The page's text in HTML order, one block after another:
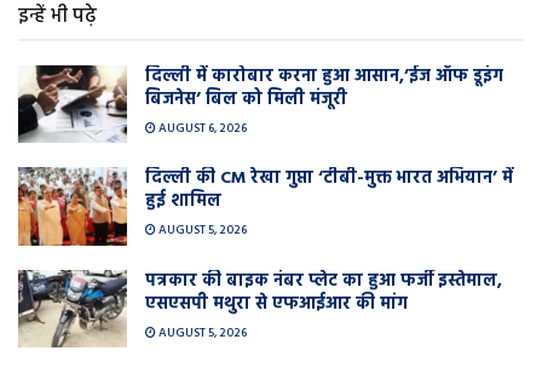
इन्हें भी पढ़े
दिल्ली में कारोबार करना हुआ आसान,’ईज ऑफ डूइंग
बिजनेस’ बिल को मिली मंजूरी
AUGUST 6, 2026
दिल्ली की CM रेखा गुप्ता ‘टीबी-मुक्त भारत अभियान’ में
हुई शामिल
AUGUST 5, 2026
पत्रकार की बाइक नंबर प्लेट का हुआ फर्जी इस्तेमाल,
एसएसपी मथुरा से एफआईआर की मांग
AUGUST 5, 2026